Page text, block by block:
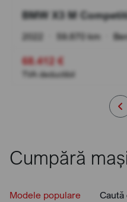
BMW X3 M
2022 59.870 km
68.412 €
TVA deductibil
Cumpără
Modele populare Caută